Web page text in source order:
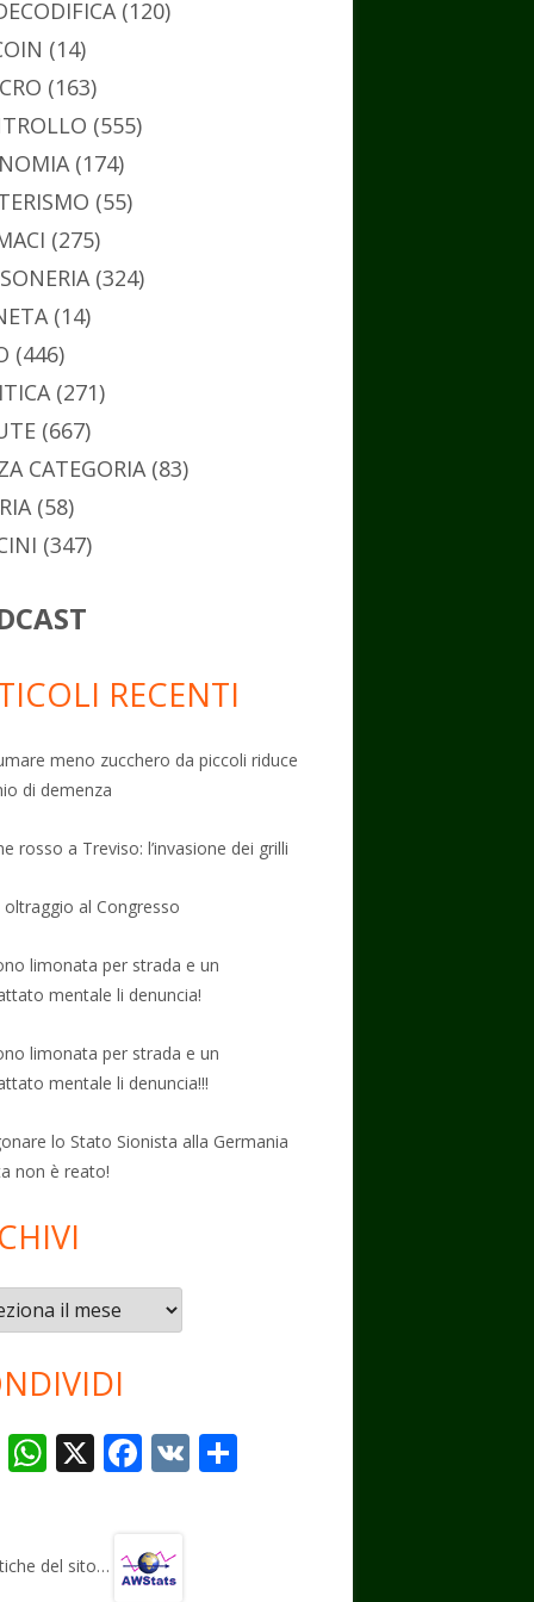
(120)
(14)
(163)
(555)
(174)
(55)
(275)
(324)
(14)
(446)
(271)
(667)
CATEGORIA(83)
(58)
(347)
RECENTI
meno zucchero da piccoli riduce
di demenza
rosso a Treviso: l’invasione dei grilli
oltraggio al Congresso
limonata per strada e un
mentale li denuncia!
limonata per strada e un
mentale li denuncia!!!
lo Stato Sionista alla Germania
non è reato!
T
gr
W
s
X F
b
V
del sito…